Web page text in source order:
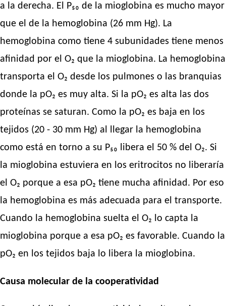
a la derecha. El P₅₀ de la mioglobina es mucho mayor
que el de la hemoglobina (26 mm Hg). La
hemoglobina como tiene 4 subunidades tiene menos
afinidad por el O₂ que la mioglobina. La hemoglobina
transporta el O₂ desde los pulmones o las branquias
donde la pO₂ es muy alta. Si la pO₂ es alta las dos
proteínas se saturan. Como la pO₂ es baja en los
tejidos (20 - 30 mm Hg) al llegar la hemoglobina
como está en torno a su P₅₀ libera el 50 % del O₂. Si
la mioglobina estuviera en los eritrocitos no liberaría
el O₂ porque a esa pO₂ tiene mucha afinidad. Por eso
la hemoglobina es más adecuada para el transporte.
Cuando la hemoglobina suelta el O₂ lo capta la
mioglobina porque a esa pO₂ es favorable. Cuando la
pO₂ en los tejidos baja lo libera la mioglobina.
Causa molecular de la cooperatividad